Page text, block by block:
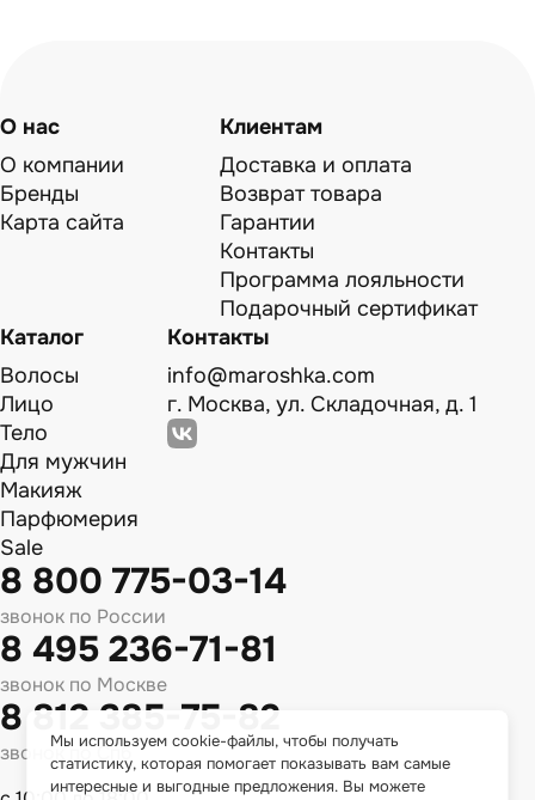
О нас
О компании
Бренды
Карта сайта
Клиентам
Доставка и оплата
Возврат товара
Гарантии
Контакты
Программа лояльности
Подарочный сертификат
Каталог
Волосы
Лицо
Тело
Для мужчин
Макияж
Парфюмерия
Sale
Контакты
info@maroshka.com
г. Москва, ул. Складочная, д. 1
8 800 775-03-14
звонок по России
8 495 236-71-81
звонок по Москве
8 812 385-75-82
звонок по Спб
Мы используем cookie-файлы, чтобы получать
статистику, которая помогает показывать вам самые
интересные и выгодные предложения. Вы можете